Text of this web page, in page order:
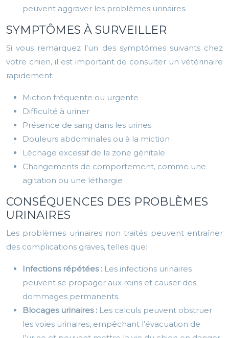
peuvent aggraver les problèmes urinaires.
SYMPTÔMES À SURVEILLER
Si vous remarquez l’un des symptômes suivants chez
votre chien, il est important de consulter un vétérinaire
rapidement:
Miction fréquente ou urgente
Difficulté à uriner
Présence de sang dans les urines
Douleurs abdominales ou à la miction
Léchage excessif de la zone génitale
Changements de comportement, comme une
agitation ou une léthargie
CONSÉQUENCES DES PROBLÈMES
URINAIRES
Les problèmes urinaires non traités peuvent entraîner
des complications graves, telles que:
Infections répétées : Les infections urinaires
peuvent se propager aux reins et causer des
dommages permanents.
Blocages urinaires : Les calculs peuvent obstruer
les voies urinaires, empêchant l’évacuation de